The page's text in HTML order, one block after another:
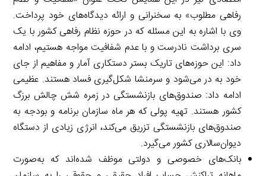
رفاهی مطلوب» به سخنرانی و ارائه دیدگاه‌های خود پرداخت.
وی با اشاره به این مسئله که در حوزه نظام رفاهی کشور با یک
سری برداشت نادرست و با عدم شفافیت مواجه هستیم، ادامه
داد: این حوزه‌های تاریک بستر دستکاری آمار و مفاهیم از جای
خود به در می‌شود و سرمنشا شکل‌گیری فساد هستند. عظیمی
ادامه داد: صندوق‌های بازنشستگی در زمره شش چالش برزگ
کشور هستند. تهیه پولی که هر ماه سازمان برنامه و بودجه به
صندوق‌های بازنشستگی تزریق می‌کند، انرژی زیادی از دستگاه
دیوان‌سالاری کشور می‌گیرد.
بانک‌های خصوصی و دولتی موظف شده‌اند که به‌صورت